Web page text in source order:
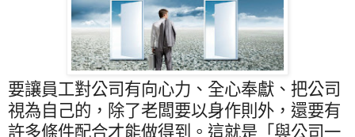
要讓員工對公司有向心力、全心奉獻、把公司
視為自己的，除了老闆要以身作則外，還要有
許多條件配合才能做得到。這就是「與公司一